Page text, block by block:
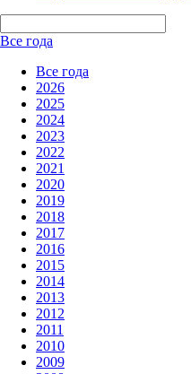
Все года
Все года
2026
2025
2024
2023
2022
2021
2020
2019
2018
2017
2016
2015
2014
2013
2012
2011
2010
2009